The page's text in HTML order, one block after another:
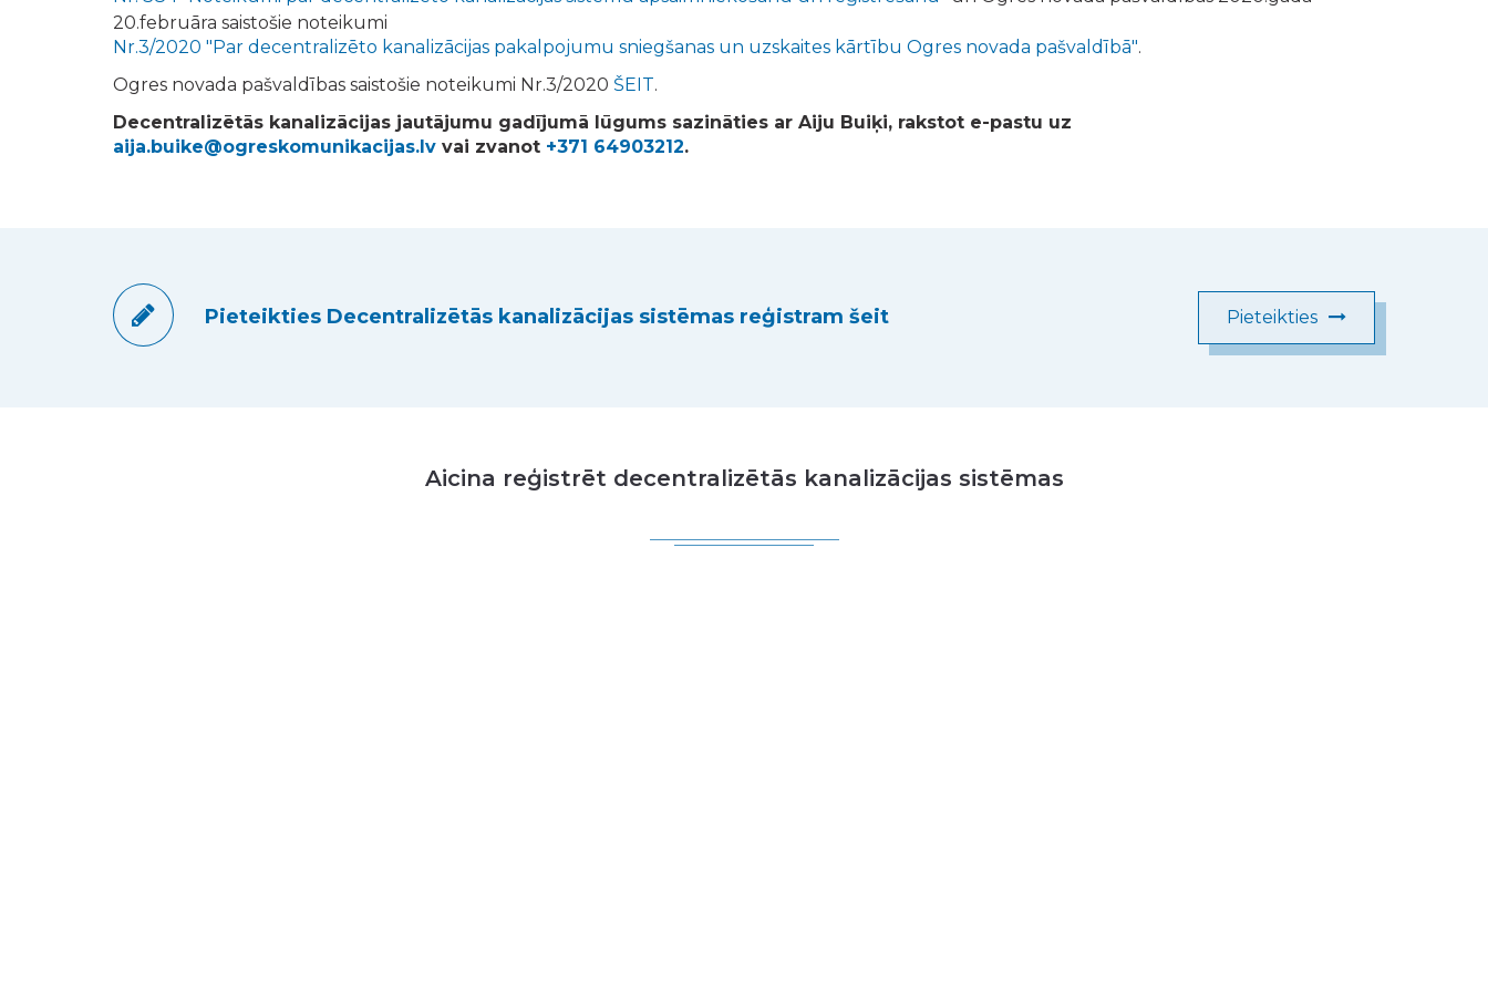
20.februāra saistošie noteikumi
Nr.3/2020 "Par decentralizēto kanalizācijas pakalpojumu sniegšanas un uzskaites kārtību Ogres novada pašvaldībā".
Ogres novada pašvaldības saistošie noteikumi Nr.3/2020 ŠEIT.
Decentralizētās kanalizācijas jautājumu gadījumā lūgums sazināties ar Aiju Buiķi, rakstot e-pastu uz
aija.buike@ogreskomunikacijas.lv vai zvanot +371 64903212.
Pieteikties Decentralizētās kanalizācijas sistēmas reģistram šeit Pieteikties
Aicina reģistrēt decentralizētās kanalizācijas sistēmas